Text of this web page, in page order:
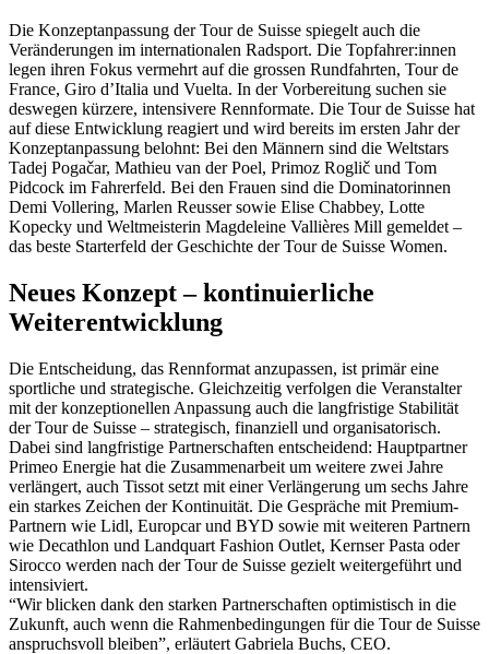
Die Konzeptanpassung der Tour de Suisse spiegelt auch die
Veränderungen im internationalen Radsport. Die Topfahrer:innen
legen ihren Fokus vermehrt auf die grossen Rundfahrten, Tour de
France, Giro d’Italia und Vuelta. In der Vorbereitung suchen sie
deswegen kürzere, intensivere Rennformate. Die Tour de Suisse hat
auf diese Entwicklung reagiert und wird bereits im ersten Jahr der
Konzeptanpassung belohnt: Bei den Männern sind die Weltstars
Tadej Pogačar, Mathieu van der Poel, Primoz Roglič und Tom
Pidcock im Fahrerfeld. Bei den Frauen sind die Dominatorinnen
Demi Vollering, Marlen Reusser sowie Elise Chabbey, Lotte
Kopecky und Weltmeisterin Magdeleine Vallières Mill gemeldet –
das beste Starterfeld der Geschichte der Tour de Suisse Women.
Neues Konzept – kontinuierliche
Weiterentwicklung
Die Entscheidung, das Rennformat anzupassen, ist primär eine
sportliche und strategische. Gleichzeitig verfolgen die Veranstalter
mit der konzeptionellen Anpassung auch die langfristige Stabilität
der Tour de Suisse – strategisch, finanziell und organisatorisch.
Dabei sind langfristige Partnerschaften entscheidend: Hauptpartner
Primeo Energie hat die Zusammenarbeit um weitere zwei Jahre
verlängert, auch Tissot setzt mit einer Verlängerung um sechs Jahre
ein starkes Zeichen der Kontinuität. Die Gespräche mit Premium-
Partnern wie Lidl, Europcar und BYD sowie mit weiteren Partnern
wie Decathlon und Landquart Fashion Outlet, Kernser Pasta oder
Sirocco werden nach der Tour de Suisse gezielt weitergeführt und
intensiviert.
“Wir blicken dank den starken Partnerschaften optimistisch in die
Zukunft, auch wenn die Rahmenbedingungen für die Tour de Suisse
anspruchsvoll bleiben”, erläutert Gabriela Buchs, CEO.